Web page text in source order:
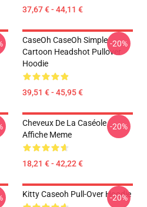
37,67 € - 44,11 €
CaseOh CaseOh Simple
Cartoon Headshot Pullover
Hoodie
39,51 € - 45,95 €
-20%
Cheveux De La Caséole
Affiche Meme
18,21 € - 42,22 €
-20%
Kitty Caseoh Pull-Over Hoodie
-20%